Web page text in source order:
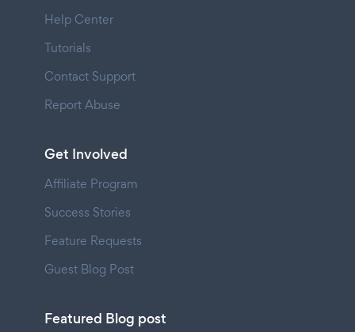
Help Center
Tutorials
Contact Support
Report Abuse
Get Involved
Affiliate Program
Success Stories
Feature Requests
Guest Blog Post
Featured Blog post